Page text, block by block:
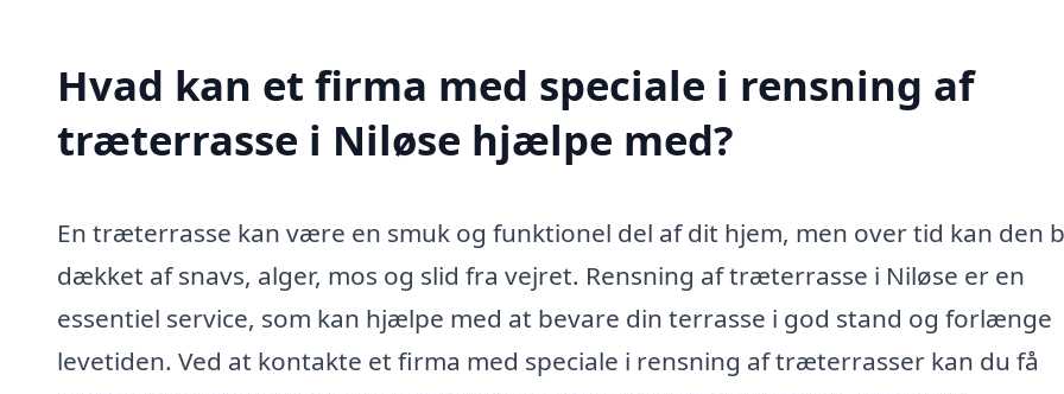
Hvad kan et firma med speciale i rensning af
træterrasse i Niløse hjælpe med?
En træterrasse kan være en smuk og funktionel del af dit hjem, men over tid kan den
dækket af snavs, alger, mos og slid fra vejret. Rensning af træterrasse i Niløse er en
essentiel service, som kan hjælpe med at bevare din terrasse i god stand og forlænge
levetiden. Ved at kontakte et firma med speciale i rensning af træterrasser kan du få